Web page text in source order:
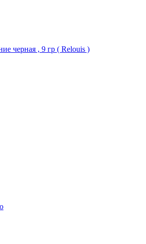
черная , 9 гр ( Relouis )